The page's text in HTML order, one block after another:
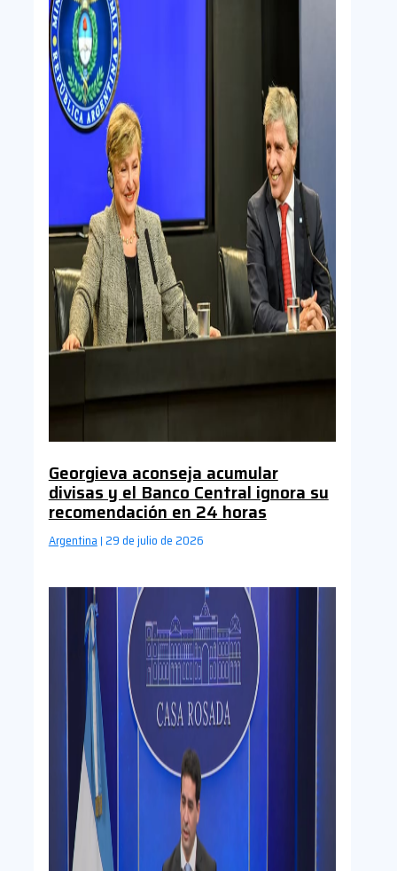
Georgieva aconseja acumular
divisas y el Banco Central ignora su
recomendación en 24 horas
Argentina | 29 de julio de 2026